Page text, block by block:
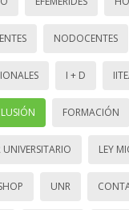
NODOCENTES
I + D
FORMACIÓN
UNIVERSITARIO LEY
UNR